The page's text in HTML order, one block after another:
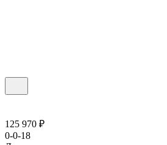
125 970 ₽
0-0-18